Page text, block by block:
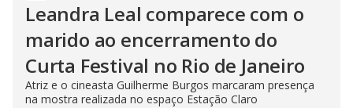
Leandra Leal comparece com o
marido ao encerramento do
Curta Festival no Rio de Janeiro
Atriz e o cineasta Guilherme Burgos marcaram presença
na mostra realizada no espaço Estação Claro